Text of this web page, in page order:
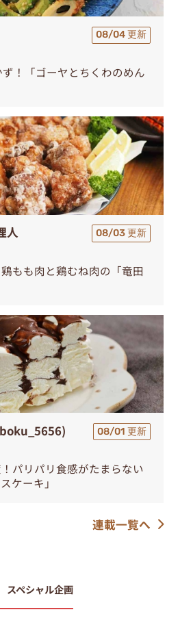
08/04 更新
！「ゴーヤとちくわのめん
人 08/03 更新
もも肉と鶏むね肉の「竜田
08/01 更新
パリパリ食感がたまらない
ケーキ」
連載一覧へ
スペシャル企画